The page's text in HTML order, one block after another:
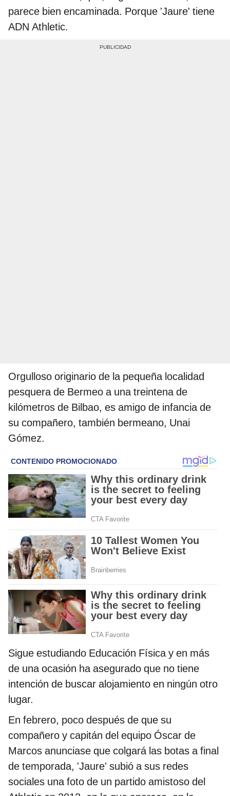
parece bien encaminada. Porque 'Jaure' tiene
ADN Athletic.
Orgulloso originario de la pequeña localidad
pesquera de Bermeo a una treintena de
kilómetros de Bilbao, es amigo de infancia de
su compañero, también bermeano, Unai
Gómez.
Sigue estudiando Educación Física y en más
de una ocasión ha asegurado que no tiene
intención de buscar alojamiento en ningún otro
lugar.
En febrero, poco después de que su
compañero y capitán del equipo Óscar de
Marcos anunciase que colgará las botas a final
de temporada, 'Jaure' subió a sus redes
sociales una foto de un partido amistoso del